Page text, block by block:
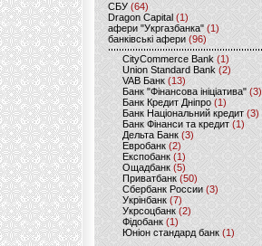
CБУ (64)
Dragon Capital (1)
афери "Укргазбанка" (1)
банківські афери (96)
CityCommerce Bank (1)
Union Standard Bank (2)
VAB Банк (13)
Банк "Фінансова ініціатива" (3)
Банк Кредит Дніпро (1)
Банк Національний кредит (3)
Банк Фінанси та кредит (1)
Дельта Банк (3)
Евробанк(2)
Експобанк (1)
Ощадбанк(5)
Приватбанк (50)
Сбербанк России (3)
Укрінбанк(7)
Укрсоцбанк (2)
Фідобанк (1)
Юніон стандард банк(1)